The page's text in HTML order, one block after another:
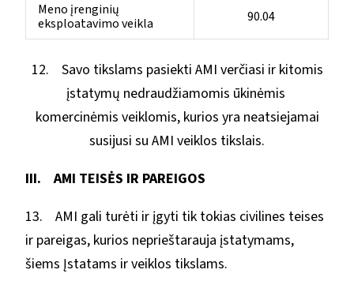
Meno įrenginių
eksploatavimo veikla
90.04
12. Savo tikslams pasiekti AMI verčiasi ir kitomis
įstatymų nedraudžiamomis ūkinėmis
komercinėmis veiklomis, kurios yra neatsiejamai
susijusi su AMI veiklos tikslais.
III. AMI TEISĖS IR PAREIGOS
13. AMI gali turėti ir įgyti tik tokias civilines teises
ir pareigas, kurios neprieštarauja įstatymams,
šiems Įstatams ir veiklos tikslams.